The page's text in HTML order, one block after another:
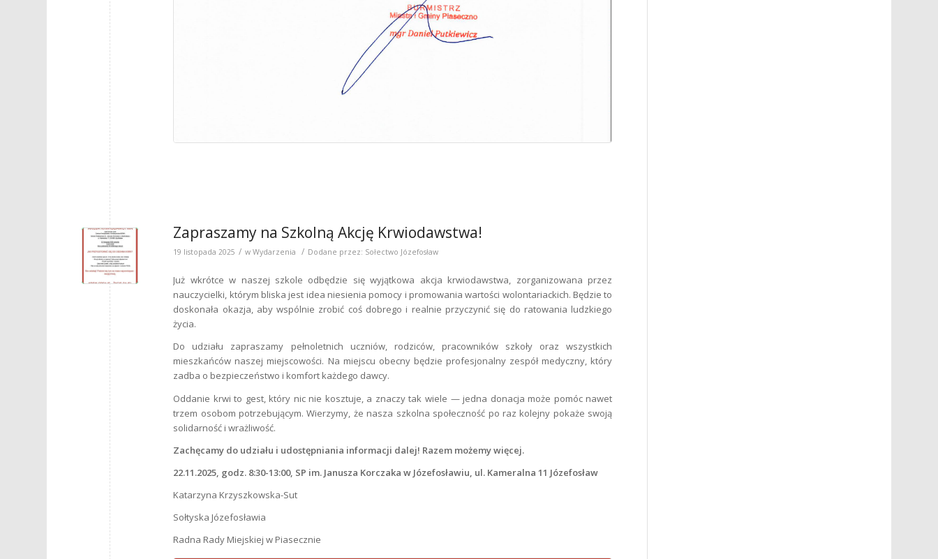
Zapraszamy na Szkolną Akcję Krwiodawstwa!
19 listopada 2025 / wWydarzenia / Dodane przez: Sołectwo Józefosław
Już wkrótce w naszej szkole odbędzie się wyjątkowa akcja krwiodawstwa, zorganizowana przez
nauczycielki, którym bliska jest idea niesienia pomocy i promowania wartości wolontariackich. Będzie to
doskonała okazja, aby wspólnie zrobić coś dobrego i realnie przyczynić się do ratowania ludzkiego
życia.
Do udziału zapraszamy pełnoletnich uczniów, rodziców, pracowników szkoły oraz wszystkich
mieszkańców naszej miejscowości. Na miejscu obecny będzie profesjonalny zespół medyczny, który
zadba o bezpieczeństwo i komfort każdego dawcy.
Oddanie krwi to gest, który nic nie kosztuje, a znaczy tak wiele — jedna donacja może pomóc nawet
trzem osobom potrzebującym. Wierzymy, że nasza szkolna społeczność po raz kolejny pokaże swoją
solidarność i wrażliwość.
Zachęcamy do udziału i udostępniania informacji dalej! Razem możemy więcej.
22.11.2025, godz. 8:30-13:00, SP im. Janusza Korczaka w Józefosławiu, ul. Kameralna 11 Józefosław
Katarzyna Krzyszkowska-Sut
Sołtyska Józefosławia
Radna Rady Miejskiej w Piasecznie